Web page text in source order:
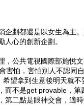
劃都還是以女生為主
心的創新企劃。
公共電視國際部施悅
害怕，害怕別人不認同
望拿到生意後明天就
不是get provable，
二點是眼神交會，適